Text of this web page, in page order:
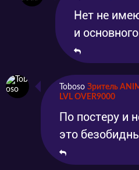
Нет не
и
Toboso Зритель
LVL OVER9000
По постеру и
это